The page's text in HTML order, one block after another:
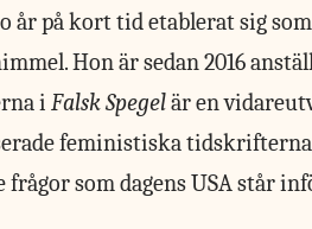
år på kort tid etablerat sig
Hon är sedan 2016
i Falsk Spegelär en
feministiska tidskrifterna
frågor som dagens USA står